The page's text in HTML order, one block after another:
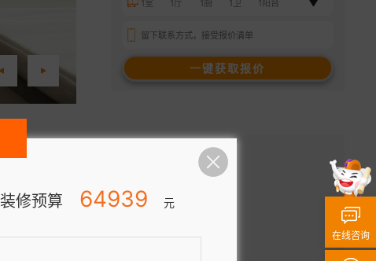
核心，将黑色主题贯彻到底。
修预算 117512 元
在线咨询